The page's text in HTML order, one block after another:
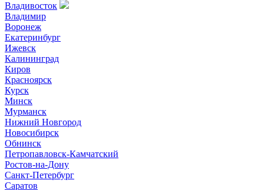
Владивосток
Владимир
Воронеж
Екатеринбург
Ижевск
Калининград
Киров
Красноярск
Курск
Минск
Мурманск
Нижний Новгород
Новосибирск
Обнинск
Петропавловск-Камчатский
Ростов-на-Дону
Санкт-Петербург
Саратов